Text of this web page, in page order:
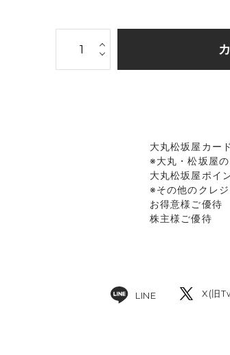
大丸松坂屋カー
※大丸・松坂屋
大丸松坂屋ポイ
※その他のクレ
お得意様ご優待
株主様ご優待
LINE X(旧